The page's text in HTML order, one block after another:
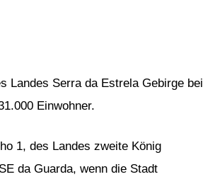
Landes Serra da Estrela Gebirge bei
Einwohner.
1, des Landes zweite König
da Guarda, wenn die Stadt